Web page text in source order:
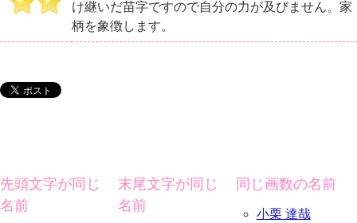
け継いだ苗字ですので自分の力が及びません。家
柄を象徴します。
先頭文字が同じ
名前
末尾文字が同じ
名前
同じ画数の名前
小栗 達哉